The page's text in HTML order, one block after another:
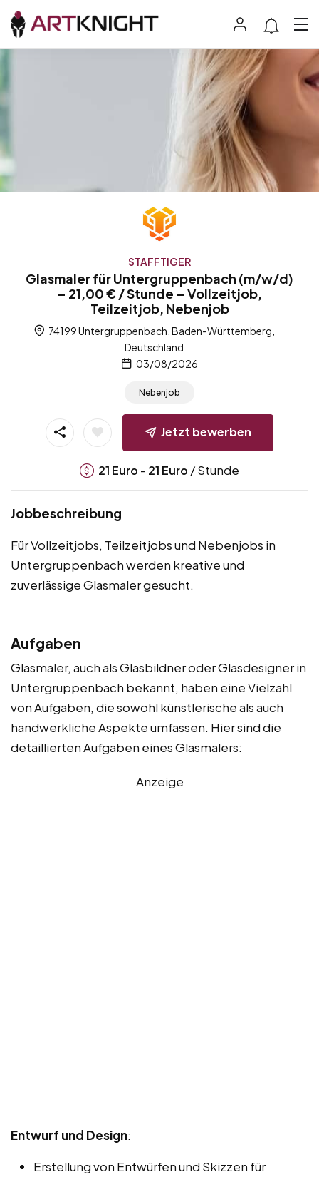
STAFFTIGER
Glasmaler für Untergruppenbach (m/w/d)
– 21,00 € / Stunde – Vollzeitjob,
Teilzeitjob, Nebenjob
74199 Untergruppenbach, Baden-Württemberg,
Deutschland
03/08/2026
Nebenjob
Jetzt bewerben
21 Euro - 21 Euro / Stunde
Jobbeschreibung
Für Vollzeitjobs, Teilzeitjobs und Nebenjobs in
Untergruppenbach werden kreative und
zuverlässige Glasmaler gesucht.
Aufgaben
Glasmaler, auch als Glasbildner oder Glasdesigner in
Untergruppenbach bekannt, haben eine Vielzahl
von Aufgaben, die sowohl künstlerische als auch
handwerkliche Aspekte umfassen. Hier sind die
detaillierten Aufgaben eines Glasmalers:
Anzeige
Entwurf und Design:
Erstellung von Entwürfen und Skizzen für